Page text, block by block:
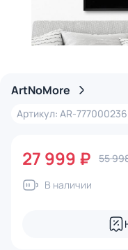
ArtNoMore
Артикул: AR-777000236
27 999 ₽ 55
В наличии